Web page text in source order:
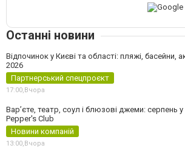
Останні новини
Відпочинок у Києві та області: пляжі, басейни,
2026
Партнерський спецпроєкт
17:00, Вчора
Вар’єте, театр, соул і блюзові джеми: серпень у
Pepper's Club
Новини компаній
13:00, Вчора